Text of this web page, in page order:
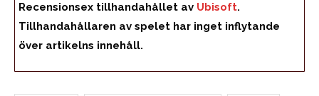
Recensionsex tillhandahållet av Ubisoft.
Tillhandahållaren av spelet har inget inflytande
över artikelns innehåll.